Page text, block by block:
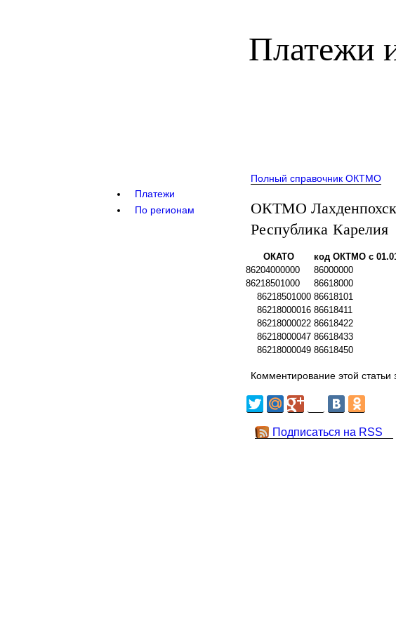
Платежи
Платежи
По регионам
Полный справочник ОКТМО
ОКТМО
Республика Карелия
ОКАТО код ОКТМО с
86204000000
86000000
86218501000
86618000
86218501000 86618101
86218000016 86618411
86218000022 86618422
86218000047 86618433
86218000049 86618450
Комментирование этой статьи
Подписаться на RSS